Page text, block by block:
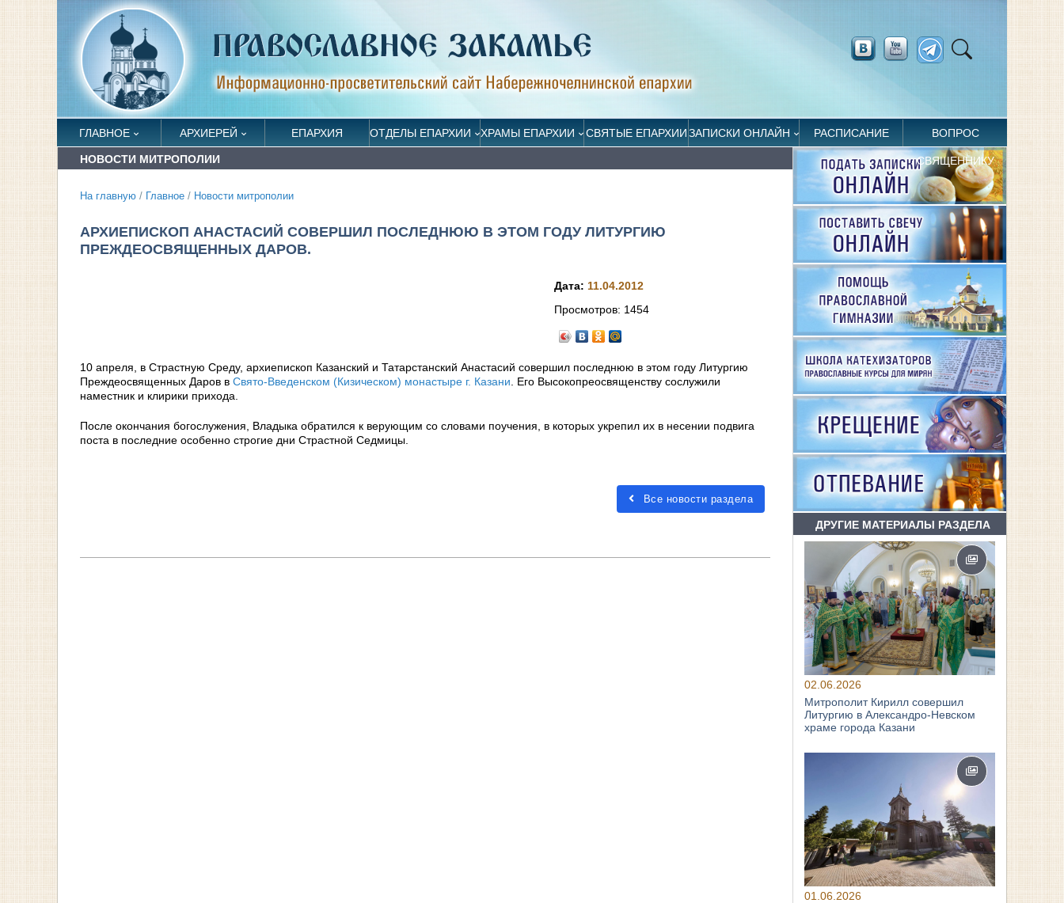
ГЛАВНОЕ АРХИЕРЕЙ ЕПАРХИЯ ОТДЕЛЫ ЕПАРХИИ ХРАМЫ ЕПАРХИИ СВЯТЫЕ ЕПАРХИИЗАПИСКИ ОНЛАЙН РАСПИСАНИЕ ВОПРОС
СВЯЩЕННИКУ
НОВОСТИ МИТРОПОЛИИ
На главную / Главное / Новости митрополии
АРХИЕПИСКОП АНАСТАСИЙ СОВЕРШИЛ ПОСЛЕДНЮЮ В ЭТОМ ГОДУ ЛИТУРГИЮ
ПРЕЖДЕОСВЯЩЕННЫХ ДАРОВ.
Дата: 11.04.2012
Просмотров: 1454
10 апреля, в Страстную Среду, архиепископ Казанский и Татарстанский Анастасий совершил последнюю в этом году Литургию
Преждеосвященных Даров в Свято-Введенском (Кизическом) монастыре г. Казани . Его Высокопреосвященству сослужили
наместник и клирики прихода.
После окончания богослужения, Владыка обратился к верующим со словами поучения, в которых укрепил их в несении подвига
поста в последние особенно строгие дни Страстной Седмицы.
Все новости раздела
ДРУГИЕ МАТЕРИАЛЫ РАЗДЕЛА
02.06.2026
Митрополит Кирилл совершил
Литургию в Александро-Невском
храме города Казани
01.06.2026